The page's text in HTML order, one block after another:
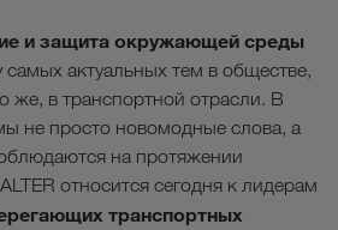
и защита окружающей среды
актуальных тем в обществе,
же, в транспортной отрасли. В
не просто новомодные слова, а
на протяжении
относится сегодня к лидерам
транспортных